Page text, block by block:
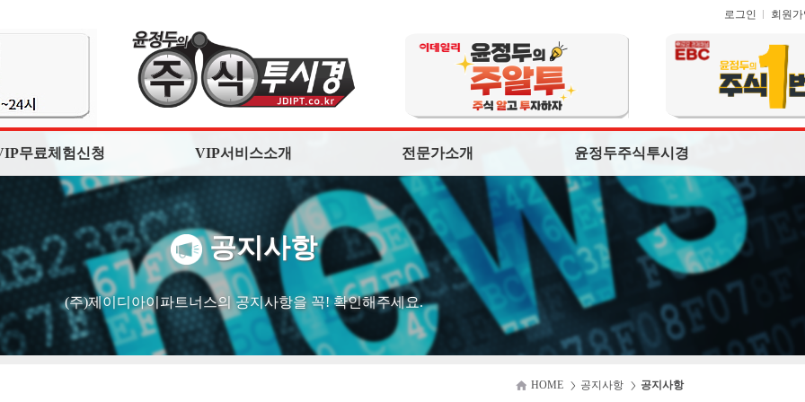
로그인 회원
무료체험신청 VIP서비스소개 전문가소개 윤정두주식투시경
공지사항
(주)제이디아이파트너스의 공지사항을 꼭! 확인해주세요.
HOME 공지사항 공지사항